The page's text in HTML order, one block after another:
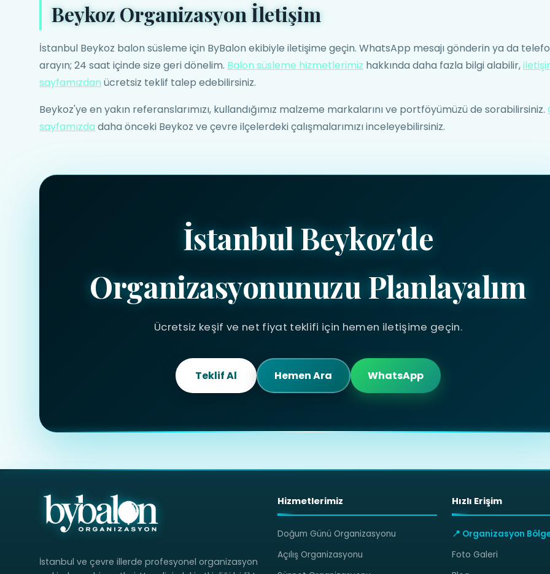
Beykoz Organizasyon İletişim
İstanbul Beykoz balon süsleme için ByBalon ekibiyle iletişime geçin. WhatsApp mesajı gönderin ya da
arayın; 24 saat içinde size geri dönelim. Balon süsleme hizmetlerimiz hakkında daha fazla bilgi alabilir,
sayfamızdan ücretsiz teklif talep edebilirsiniz.
Beykoz'ye en yakın referanslarımızı, kullandığımız malzeme markalarını ve portföyümüzü de sorabilirsiniz.
sayfamızda daha önceki Beykoz ve çevre ilçelerdeki çalışmalarımızı inceleyebilirsiniz.
İstanbul Beykoz'de
Organizasyonunuzu Planlayalım
Ücretsiz keşif ve net fiyat teklifi için hemen iletişime geçin.
Teklif Al Hemen Ara WhatsApp
İstanbul ve çevre illerde profesyonel organizasyon
Hizmetlerimiz
Doğum Günü Organizasyonu
Açılış Organizasyonu
Hızlı Erişim
📍 Organizasyon
Foto Galeri